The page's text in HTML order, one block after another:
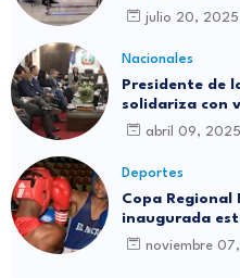
independientes
julio 20, 2025
Nacionales
Presidente de
solidariza con
abril 09, 2025
Deportes
Copa Regional
inaugurada
de Boyá
noviembre